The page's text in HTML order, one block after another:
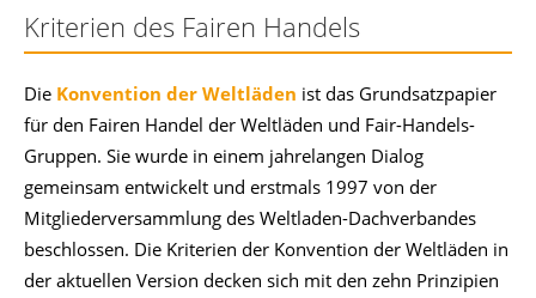
Kriterien des Fairen Handels
Die Konvention der Weltläden ist das Grundsatzpapier
für den Fairen Handel der Weltläden und Fair-Handels-
Gruppen. Sie wurde in einem jahrelangen Dialog
gemeinsam entwickelt und erstmals 1997 von der
Mitgliederversammlung des Weltladen-Dachverbandes
beschlossen. Die Kriterien der Konvention der Weltläden in
der aktuellen Version decken sich mit den zehn Prinzipien